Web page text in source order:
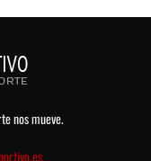
nos mueve.